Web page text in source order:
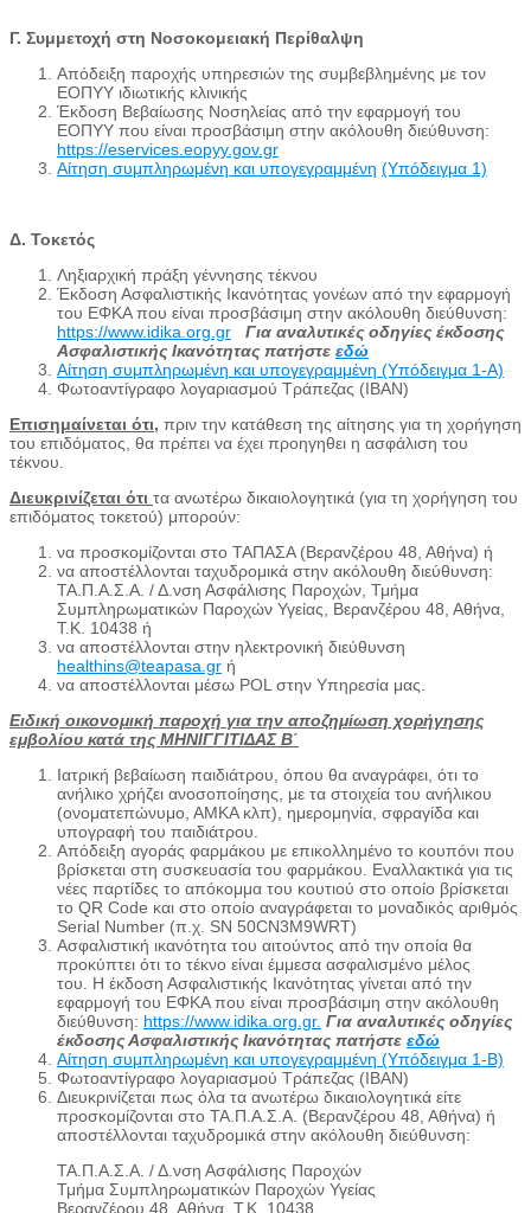
Γ. Συμμετοχή στη Νοσοκομειακή Περίθαλψη
Απόδειξη παροχής υπηρεσιών της συμβεβλημένης με τον
ΕΟΠΥΥ ιδιωτικής κλινικής
Έκδοση Βεβαίωσης Νοσηλείας από την εφαρμογή του
ΕΟΠΥΥ που είναι προσβάσιμη στην ακόλουθη διεύθυνση:
https://eservices.eopyy.gov.gr
Αίτηση συμπληρωμένη και υπογεγραμμένη (Υπόδειγμα 1)
Δ. Τοκετός
Ληξιαρχική πράξη γέννησης τέκνου
Έκδοση Ασφαλιστικής Ικανότητας γονέων από την εφαρμογή
του ΕΦΚΑ που είναι προσβάσιμη στην ακόλουθη διεύθυνση:
https://www.idika.org.gr
Για αναλυτικές οδηγίες έκδοσης
Ασφαλιστικής Ικανότητας πατήστε εδώ
Αίτηση συμπληρωμένη και υπογεγραμμένη (Υπόδειγμα 1-Α)
Φωτοαντίγραφο λογαριασμού Τράπεζας (IBAN)
Επισημαίνεται ότι, πριν την κατάθεση της αίτησης για τη χορήγηση
του επιδόματος, θα πρέπει να έχει προηγηθει η ασφάλιση του
τέκνου.
Διευκρινίζεται ότι τα ανωτέρω δικαιολογητικά (για τη χορήγηση του
επιδόματος τοκετού) μπορούν:
να προσκομίζονται στο ΤΑΠΑΣΑ (Βερανζέρου 48, Αθήνα) ή
να αποστέλλονται ταχυδρομικά στην ακόλουθη διεύθυνση:
ΤΑ.Π.Α.Σ.Α. / Δ.νση Ασφάλισης Παροχών, Τμήμα
Συμπληρωματικών Παροχών Υγείας, Βερανζέρου 48, Αθήνα,
Τ.Κ. 10438 ή
να αποστέλλονται στην ηλεκτρονική διεύθυνση
healthins@teapasa.gr ή
να αποστέλλονται μέσω POL στην Υπηρεσία μας.
Ειδική οικονομική παροχή για την αποζημίωση χορήγησης
εμβολίου κατά της ΜΗΝΙΓΓΙΤΙΔΑΣ Β΄
Ιατρική βεβαίωση παιδιάτρου, όπου θα αναγράφει, ότι το
ανήλικο χρήζει ανοσοποίησης, με τα στοιχεία του ανήλικου
(ονοματεπώνυμο, ΑΜΚΑ κλπ), ημερομηνία, σφραγίδα και
υπογραφή του παιδιάτρου.
Απόδειξη αγοράς φαρμάκου με επικολλημένο το κουπόνι που
βρίσκεται στη συσκευασία του φαρμάκου. Εναλλακτικά για τις
νέες παρτίδες το απόκομμα του κουτιού στο οποίο βρίσκεται
το QR Code και στο οποίο αναγράφεται το μοναδικός αριθμός
Serial Number (π.χ. SN 50CN3M9WRT)
Ασφαλιστική ικανότητα του αιτούντος από την οποία θα
προκύπτει ότι το τέκνο είναι έμμεσα ασφαλισμένο μέλος
του. Η έκδοση Ασφαλιστικής Ικανότητας γίνεται από την
εφαρμογή του ΕΦΚΑ που είναι προσβάσιμη στην ακόλουθη
διεύθυνση: https://www.idika.org.gr. Για αναλυτικές οδηγίες
έκδοσης Ασφαλιστικής Ικανότητας πατήστε εδώ
Αίτηση συμπληρωμένη και υπογεγραμμένη (Υπόδειγμα 1-Β)
Φωτοαντίγραφο λογαριασμού Τράπεζας (IBAN)
Διευκρινίζεται πως όλα τα ανωτέρω δικαιολογητικά είτε
προσκομίζονται στο ΤΑ.Π.Α.Σ.Α. (Βερανζέρου 48, Αθήνα) ή
αποστέλλονται ταχυδρομικά στην ακόλουθη διεύθυνση:
ΤΑ.Π.Α.Σ.Α. / Δ.νση Ασφάλισης Παροχών
Τμήμα Συμπληρωματικών Παροχών Υγείας
Βερανζέρου 48, Αθήνα, Τ.Κ. 10438